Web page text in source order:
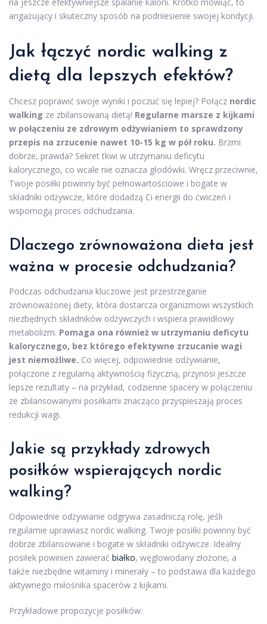
na jeszcze efektywniejsze spalanie kalorii. Krótko mówiąc, to
angażujący i skuteczny sposób na podniesienie swojej kondycji.
Jak łączyć nordic walking z
dietą dla lepszych efektów?
Chcesz poprawić swoje wyniki i poczuć się lepiej? Połącz nordic
walking ze zbilansowaną dietą! Regularne marsze z kijkami
w połączeniu ze zdrowym odżywianiem to sprawdzony
przepis na zrzucenie nawet 10-15 kg w pół roku. Brzmi
dobrze, prawda? Sekret tkwi w utrzymaniu deficytu
kalorycznego, co wcale nie oznacza głodówki. Wręcz przeciwnie,
Twoje posiłki powinny być pełnowartościowe i bogate w
składniki odżywcze, które dodadzą Ci energii do ćwiczeń i
wspomogą proces odchudzania.
Dlaczego zrównoważona dieta jest
ważna w procesie odchudzania?
Podczas odchudzania kluczowe jest przestrzeganie
zrównoważonej diety, która dostarcza organizmowi wszystkich
niezbędnych składników odżywczych i wspiera prawidłowy
metabolizm. Pomaga ona również w utrzymaniu deficytu
kalorycznego, bez którego efektywne zrzucanie wagi
jest niemożliwe. Co więcej, odpowiednie odżywianie,
połączone z regularną aktywnością fizyczną, przynosi jeszcze
lepsze rezultaty – na przykład, codzienne spacery w połączeniu
ze zbilansowanymi posiłkami znacząco przyspieszają proces
redukcji wagi.
Jakie są przykłady zdrowych
posiłków wspierających nordic
walking?
Odpowiednie odżywianie odgrywa zasadniczą rolę, jeśli
regularnie uprawiasz nordic walking. Twoje posiłki powinny być
dobrze zbilansowane i bogate w składniki odżywcze. Idealny
posiłek powinien zawierać białko, węglowodany złożone, a
także niezbędne witaminy i minerały – to podstawa dla każdego
aktywnego miłośnika spacerów z kijkami.
Przykładowe propozycje posiłków: